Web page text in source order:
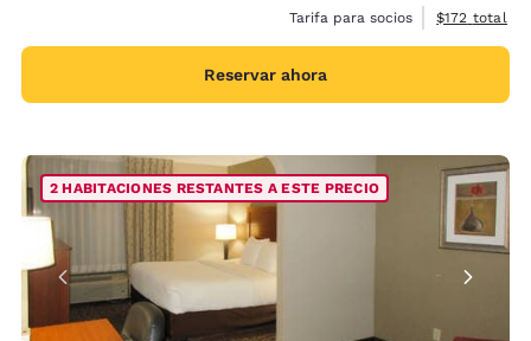
Tarifa para socios
Ver detalles
$172 total
Reservar ahora
2 HABITACIONES RESTANTES A ESTE PRECIO